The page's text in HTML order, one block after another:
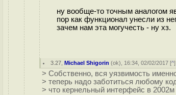
ну вообще-то точным аналогом
пор как функционал унесли из
зачем нам эта могучесть - ну хз.
3.27 ,Michael Shigorin (ok), 16:34, 02/02/2017 [^
> Собственно, вся уязвимость
> теперь надо заботиться любому
> что кернельный интерфейс в